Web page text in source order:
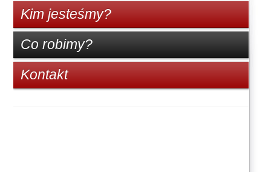
Kim jesteśmy?
Co robimy?
Kontakt